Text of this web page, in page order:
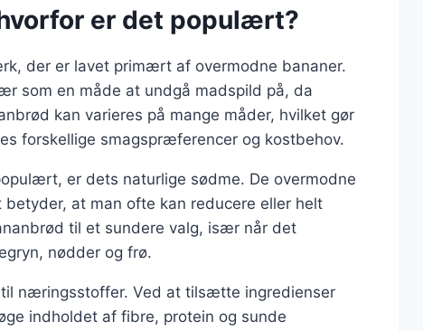
er det populært?
der er lavet primært af overmodne bananer.
som en måde at undgå madspild på, da
kan varieres på mange måder, hvilket gør
forskellige smagspræferencer og kostbehov.
er dets naturlige sødme. De overmodne
at man ofte kan reducere eller helt
til et sundere valg, især når det
nødder og frø.
næringsstoffer. Ved at tilsætte ingredienser
indholdet af fibre, protein og sunde